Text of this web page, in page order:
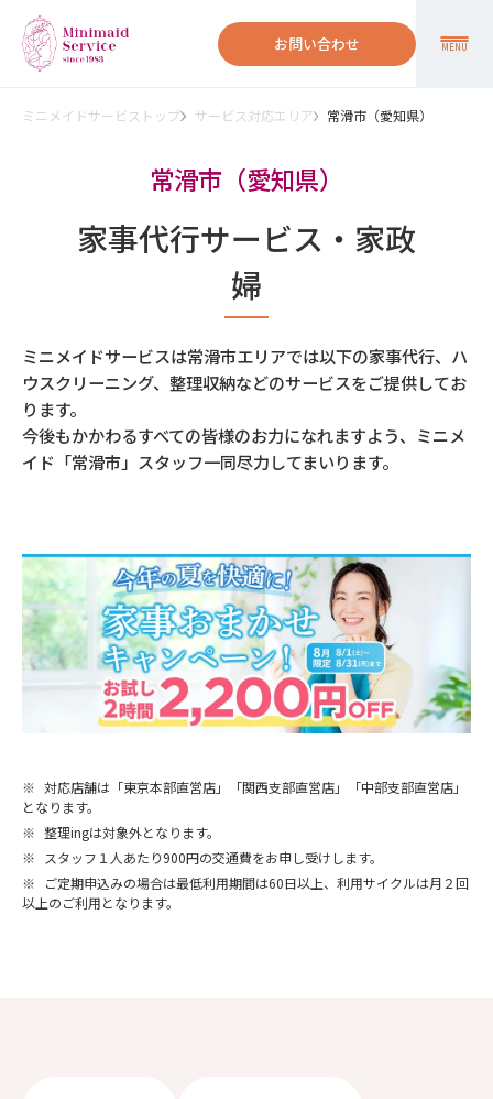
お問い合わせ MENU
ミニメイドサービストップ サービス対応エリア 常滑市（愛知県）
常滑市（愛知県）
家事代行サービス・家政
婦
ミニメイドサービスは常滑市エリアでは以下の家事代行、ハ
ウスクリーニング、整理収納などのサービスをご提供してお
ります。
今後もかかわるすべての皆様のお力になれますよう、ミニメ
イド「常滑市」スタッフ一同尽力してまいります。
※ 対応店舗は「東京本部直営店」「関西支部直営店」「中部支部直営店」
となります。
※ 整理ingは対象外となります。
※
スタッフ１人あたり900円の交通費をお申し受けします。
※
ご定期申込みの場合は最低利用期間は60日以上、利用サイクルは月２回
以上のご利用となります。